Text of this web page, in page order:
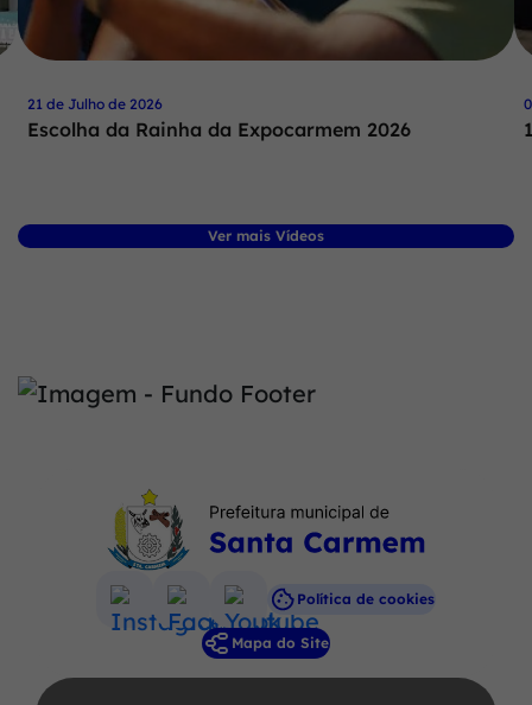
21 de Julho de 2026
Escolha da Rainha da Expocarmem 2026
Ver mais Vídeos
Acessar
Rede
Acessar
Rede
Acessar
a
Rede
Política de cookies
Mapa do Site